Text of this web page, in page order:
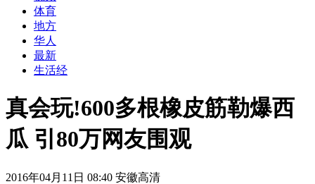
体育
地方
华人
最新
生活经
真会玩!600多根橡皮筋勒爆西
瓜 引80万网友围观
2016年04月11日 08:40 安徽高清